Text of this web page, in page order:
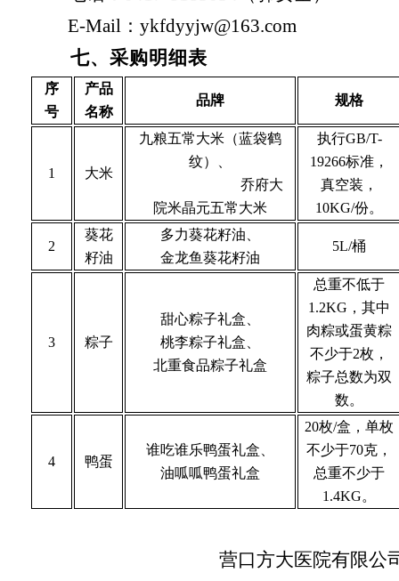
E-Mail ： ykfdyyjw@163.com
七、采购明细表
序
号
产品
名称
品牌 规格
1 大米
九粮五常大米（蓝袋鹤
纹）、
乔府大
院米晶元五常大米
执行GB/T-
19266标准，
真空装，
10KG/份。
2
葵花
籽油
多力葵花籽油、
金龙鱼葵花籽油
5L/桶
3 粽子
甜心粽子礼盒、
桃李粽子礼盒、
北重食品粽子礼盒
总重不低于
1.2KG，其中
肉粽或蛋黄粽
不少于2枚，
粽子总数为双
数。
4 鸭蛋
谁吃谁乐鸭蛋礼盒、
油呱呱鸭蛋礼盒
20枚/盒， 单枚
不少于70克，
总重不少于
1.4KG。
营口方大医院有限公